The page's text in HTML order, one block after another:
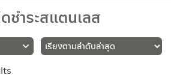
ชำระสแตนเลส